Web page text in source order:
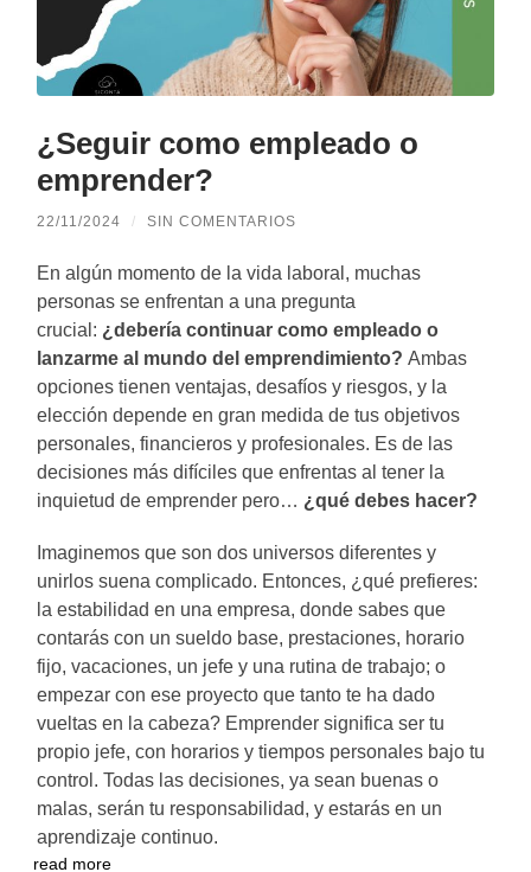
¿Seguir como empleado o
emprender?
22/11/2024 / SIN COMENTARIOS
En algún momento de la vida laboral, muchas
personas se enfrentan a una pregunta
crucial: ¿debería continuar como empleado o
lanzarme al mundo del emprendimiento? Ambas
opciones tienen ventajas, desafíos y riesgos, y la
elección depende en gran medida de tus objetivos
personales, financieros y profesionales. Es de las
decisiones más difíciles que enfrentas al tener la
inquietud de emprender pero… ¿qué debes hacer?
Imaginemos que son dos universos diferentes y
unirlos suena complicado. Entonces, ¿qué prefieres:
la estabilidad en una empresa, donde sabes que
contarás con un sueldo base, prestaciones, horario
fijo, vacaciones, un jefe y una rutina de trabajo; o
empezar con ese proyecto que tanto te ha dado
vueltas en la cabeza? Emprender significa ser tu
propio jefe, con horarios y tiempos personales bajo tu
control. Todas las decisiones, ya sean buenas o
malas, serán tu responsabilidad, y estarás en un
aprendizaje continuo.
read more